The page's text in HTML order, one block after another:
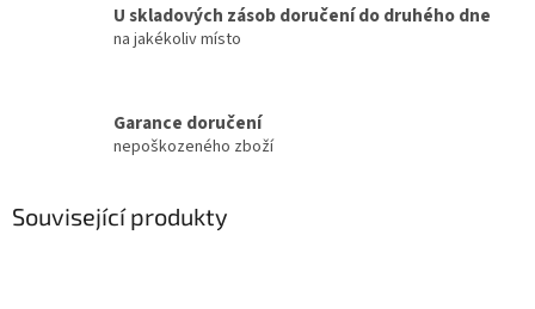
U skladových zásob doručení do druhého dne
na jakékoliv místo
Garance doručení
nepoškozeného zboží
Související produkty